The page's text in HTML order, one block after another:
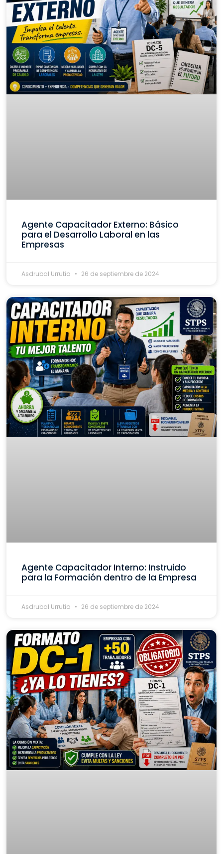
Agente Capacitador Externo: Básico
para el Desarrollo Laboral en las
Empresas
Asdrubal Urrutia 26 de septiembre de 2024
Agente Capacitador Interno: Instruido
para la Formación dentro de la Empresa
Asdrubal Urrutia 26 de septiembre de 2024